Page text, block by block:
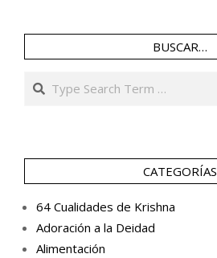
BUSCAR…
Search
CATEGORÍAS
64 Cualidades de Krishna
Adoración a la Deidad
Alimentación